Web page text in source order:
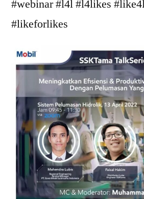
#webinar #l4l #l4likes
#likeforlikes